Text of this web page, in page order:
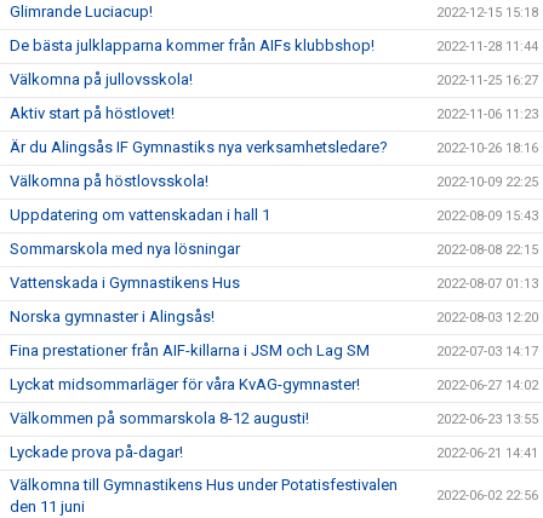
Glimrande Luciacup! 2022-12-15 15:18
De bästa julklapparna kommer från AIFs klubbshop! 2022-11-28 11:44
Välkomna på jullovsskola! 2022-11-25 16:27
Aktiv start på höstlovet! 2022-11-06 11:23
Är du Alingsås IF Gymnastiks nya verksamhetsledare? 2022-10-26 18:16
Välkomna på höstlovsskola! 2022-10-09 22:25
Uppdatering om vattenskadan i hall 1 2022-08-09 15:43
Sommarskola med nya lösningar 2022-08-08 22:15
Vattenskada i Gymnastikens Hus 2022-08-07 01:13
Norska gymnaster i Alingsås! 2022-08-03 12:20
Fina prestationer från AIF-killarna i JSM och Lag SM 2022-07-03 14:17
Lyckat midsommarläger för våra KvAG-gymnaster! 2022-06-27 14:02
Välkommen på sommarskola 8-12 augusti! 2022-06-23 13:55
Lyckade prova på-dagar! 2022-06-21 14:41
Välkomna till Gymnastikens Hus under Potatisfestivalen
den 11 juni
2022-06-02 22:56